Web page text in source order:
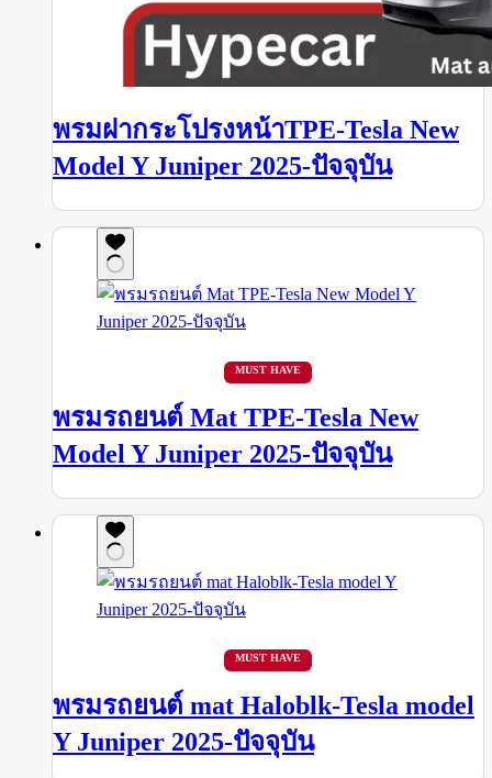
พรมฝากระโปรงหน้าTPE-Tesla New
Model Y Juniper 2025-ปัจจุบัน
MUST HAVE
พรมรถยนต์ Mat TPE-Tesla New
Model Y Juniper 2025-ปัจจุบัน
MUST HAVE
พรมรถยนต์ mat Haloblk-Tesla model
Y Juniper 2025-ปัจจุบัน